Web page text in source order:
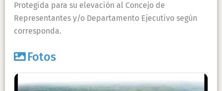
Protegida para su elevación al Concejo de
Representantes y/o Departamento Ejecutivo según
corresponda.
Fotos